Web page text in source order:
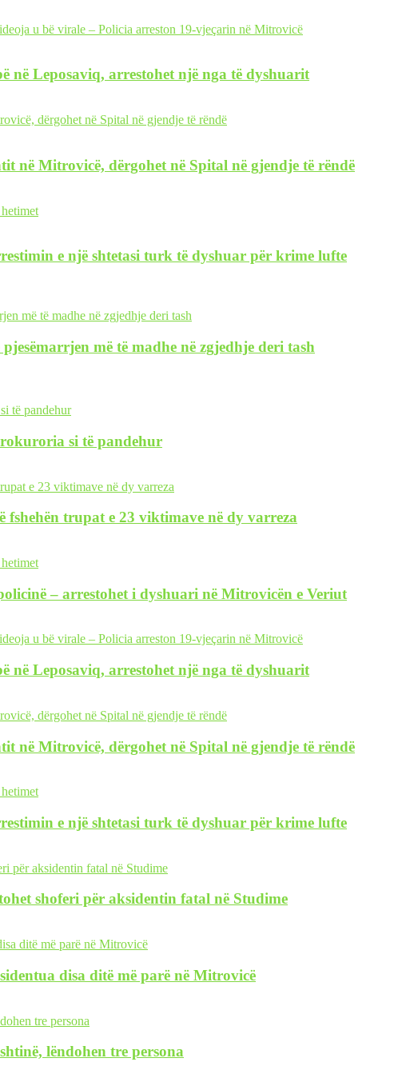
në Leposaviq, arrestohet një nga të dyshuarit
në Mitrovicë, dërgohet në Spital në gjendje të rëndë
e një shtetasi turk të dyshuar për krime lufte
më të madhe në zgjedhje deri tash
si të pandehur
trupat e 23 viktimave në dy varreza
– arrestohet i dyshuari në Mitrovicën e Veriut
në Leposaviq, arrestohet një nga të dyshuarit
në Mitrovicë, dërgohet në Spital në gjendje të rëndë
e një shtetasi turk të dyshuar për krime lufte
shoferi për aksidentin fatal në Studime
disa ditë më parë në Mitrovicë
lëndohen tre persona